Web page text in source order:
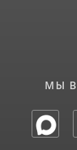
МЫ В